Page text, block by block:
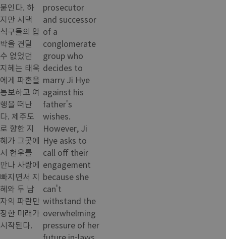
붙인다. 하
지만 시댁
식구들의 압
박을 견딜
수 없었던
지혜는 태욱
에게 파혼을
통보하고 여
행을 떠난
다. 제주도
로 향한 지
혜가 그곳에
서 현우를
만나 사랑에
빠지면서 지
혜와 두 남
자의 파란만
장한 미래가
시작된다.
prosecutor
and successor
of a
conglomerate
group who
decides to
marry Ji Hye
against his
father's
wishes.
However, Ji
Hye asks to
call off their
engagement
because she
can't
withstand the
overwhelming
pressure of her